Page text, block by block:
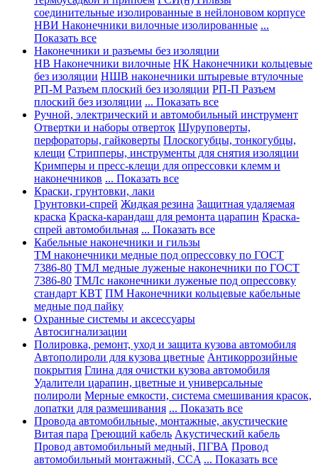
соединительные изолированные в нейлоновом корпусе
НВИ Наконечники вилочные изолированные ...
Показать все
Наконечники и разъемы без изоляции
НВ Наконечники вилочные НК Наконечники кольцевые
без изоляции НШВ наконечники штыревые втулочные
РП-М Разъем плоский без изоляции РП-П Разъем
плоский без изоляции ... Показать все
Ручной, электрический и автомобильный инструмент
Отвертки и наборы отверток Шуруповерты,
перфораторы, гайковерты Плоскогубцы, тонкогубцы,
клещи Стрипперы, инструменты для снятия изоляции
Кримперы и пресс-клещи для опрессовки клемм и
наконечников ... Показать все
Краски, грунтовки, лаки
Грунтовки-спрей Жидкая резина Защитная удаляемая
краска Краска-карандаш для ремонта царапин Краска-
спрей автомобильная ... Показать все
Кабельные наконечники и гильзы
ТМ наконечники медные под опрессовку по ГОСТ
7386-80 ТМЛ медные луженые наконечники по ГОСТ
7386-80 ТМЛс наконечники луженые под опрессовку
стандарт КВТ ПМ Наконечники кольцевые кабельные
медные под пайку
Охранные системы и аксессуары
Автосигнализации
Полировка, ремонт, уход и защита кузова автомобиля
Автополироли для кузова цветные Антикоррозийные
покрытия Глина для очистки кузова автомобиля
Удалители царапин, цветные и универсальные
полироли Мерные емкости, система смешивания красок,
лопатки для размешивания ... Показать все
Провода автомобильные, монтажные, акустические
Витая пара Греющий кабель Акустический кабель
Провод автомобильный медный, ПГВА Провод
автомобильный монтажный, CCA ... Показать все